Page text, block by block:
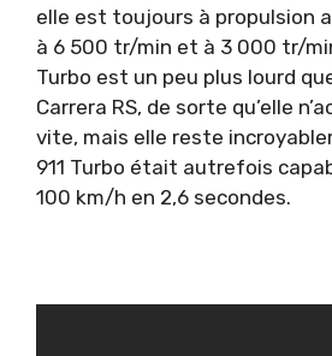
elle est toujours à propulsion
à 6 500 tr/min et à 3 000 tr/
Turbo est un peu plus lourd
Carrera RS, de sorte qu’elle
vite, mais elle reste
911 Turbo était autrefois
100 km/h en 2,6 secondes.